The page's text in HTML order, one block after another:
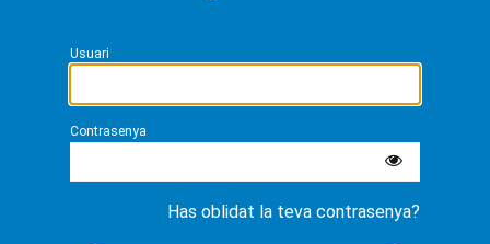
Usuari
Contrasenya
Has oblidat la teva contrasenya?